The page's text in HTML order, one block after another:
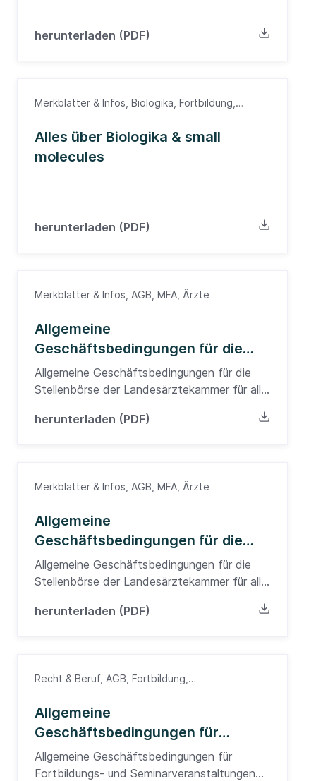
herunterladen (PDF)
Merkblätter & Infos, Biologika, Fortbildung,
Alles über Biologika & small
molecules
herunterladen (PDF)
Merkblätter & Infos, AGB, MFA, Ärzte
Allgemeine
Geschäftsbedingungen für die
Stellenbörse der
Landesärztekammer für alle
Allgemeine Geschäftsbedingungen für die
Stellenbörse der Landesärztekammer für alle
herunterladen (PDF)
Merkblätter & Infos, AGB, MFA, Ärzte
Allgemeine
Geschäftsbedingungen für die
Stellenbörse der
Landesärztekammer für alle
Allgemeine Geschäftsbedingungen für die
Stellenbörse der Landesärztekammer für alle
herunterladen (PDF)
Recht & Beruf, AGB, Fortbildung,
Allgemeine
Geschäftsbedingungen für
Fortbildungs- und
Seminarveranstaltungen
Allgemeine Geschäftsbedingungen für
Fortbildungs- und Seminarveranstaltungen